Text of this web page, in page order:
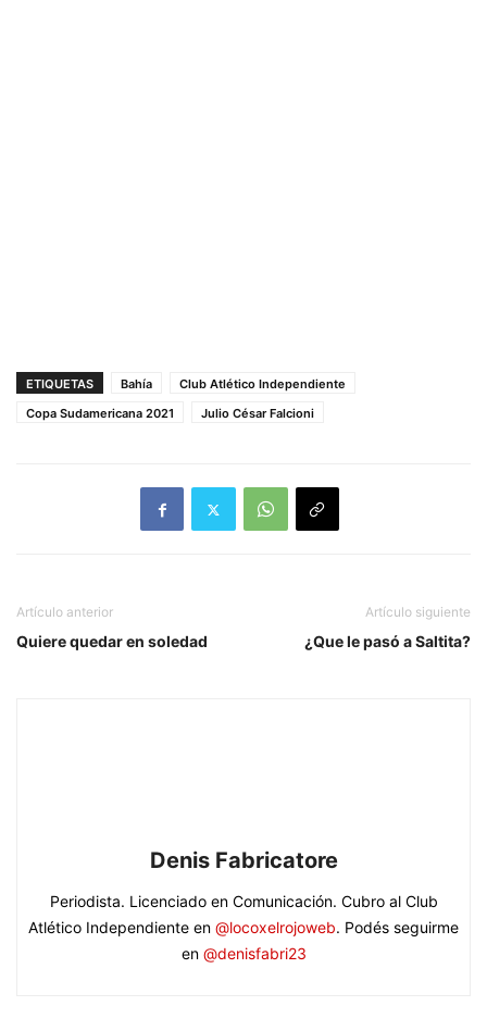
ETIQUETAS Bahía
Club Atlético Independiente
Copa Sudamericana 2021
Julio César Falcioni
Artículo anterior
Quiere quedar en soledad
Artículo siguiente
¿Que le pasó a Saltita?
Denis Fabricatore
Periodista. Licenciado en Comunicación. Cubro al Club
Atlético Independiente en @locoxelrojoweb. Podés seguirme
en @denisfabri23